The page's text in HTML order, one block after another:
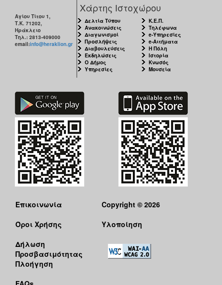
Αγίου Τίτου 1,
Τ.Κ. 71202,
Ηράκλειο
Τηλ.: 2813-409000
email:info@heraklion.gr
Χάρτης Ιστοχώρου
Δελτία Τύπου
Ανακοινώσεις
Διαγωνισμοί
Προσλήψεις
Διαβουλεύσεις
Εκδηλώσεις
Ο Δήμος
Υπηρεσίες
Κ.Ε.Π.
Τηλέφωνα
e-Υπηρεσίες
e-Αιτήματα
Η Πόλη
Ιστορία
Κνωσός
Μουσεία
Επικοινωνία
Όροι Χρήσης
Δήλωση
Προσβασιμότητας
Πλοήγηση
Copyright © 2026
Υλοποίηση